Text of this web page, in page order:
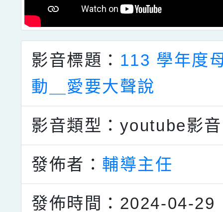
影音標題： 113 學年度
動＿愛要大聲說
影音類型：youtube影音
發佈者： 輔導主任
發佈時間：2024-04-29